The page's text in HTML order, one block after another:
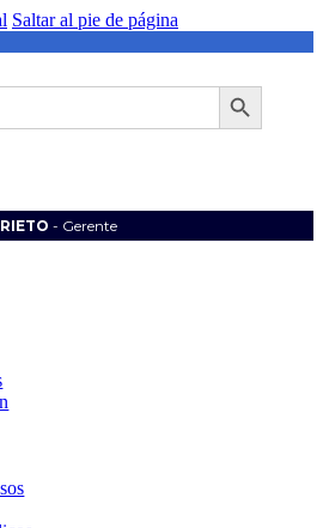
Saltar al pie de página
Botón de búsqueda
- Gerente